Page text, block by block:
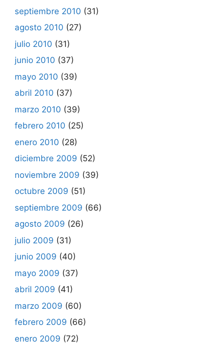
septiembre 2010 (31)
agosto 2010 (27)
julio 2010 (31)
junio 2010 (37)
mayo 2010 (39)
abril 2010 (37)
marzo 2010 (39)
febrero 2010 (25)
enero 2010 (28)
diciembre 2009 (52)
noviembre 2009 (39)
octubre 2009 (51)
septiembre 2009 (66)
agosto 2009 (26)
julio 2009 (31)
junio 2009 (40)
mayo 2009 (37)
abril 2009 (41)
marzo 2009 (60)
febrero 2009 (66)
enero 2009 (72)